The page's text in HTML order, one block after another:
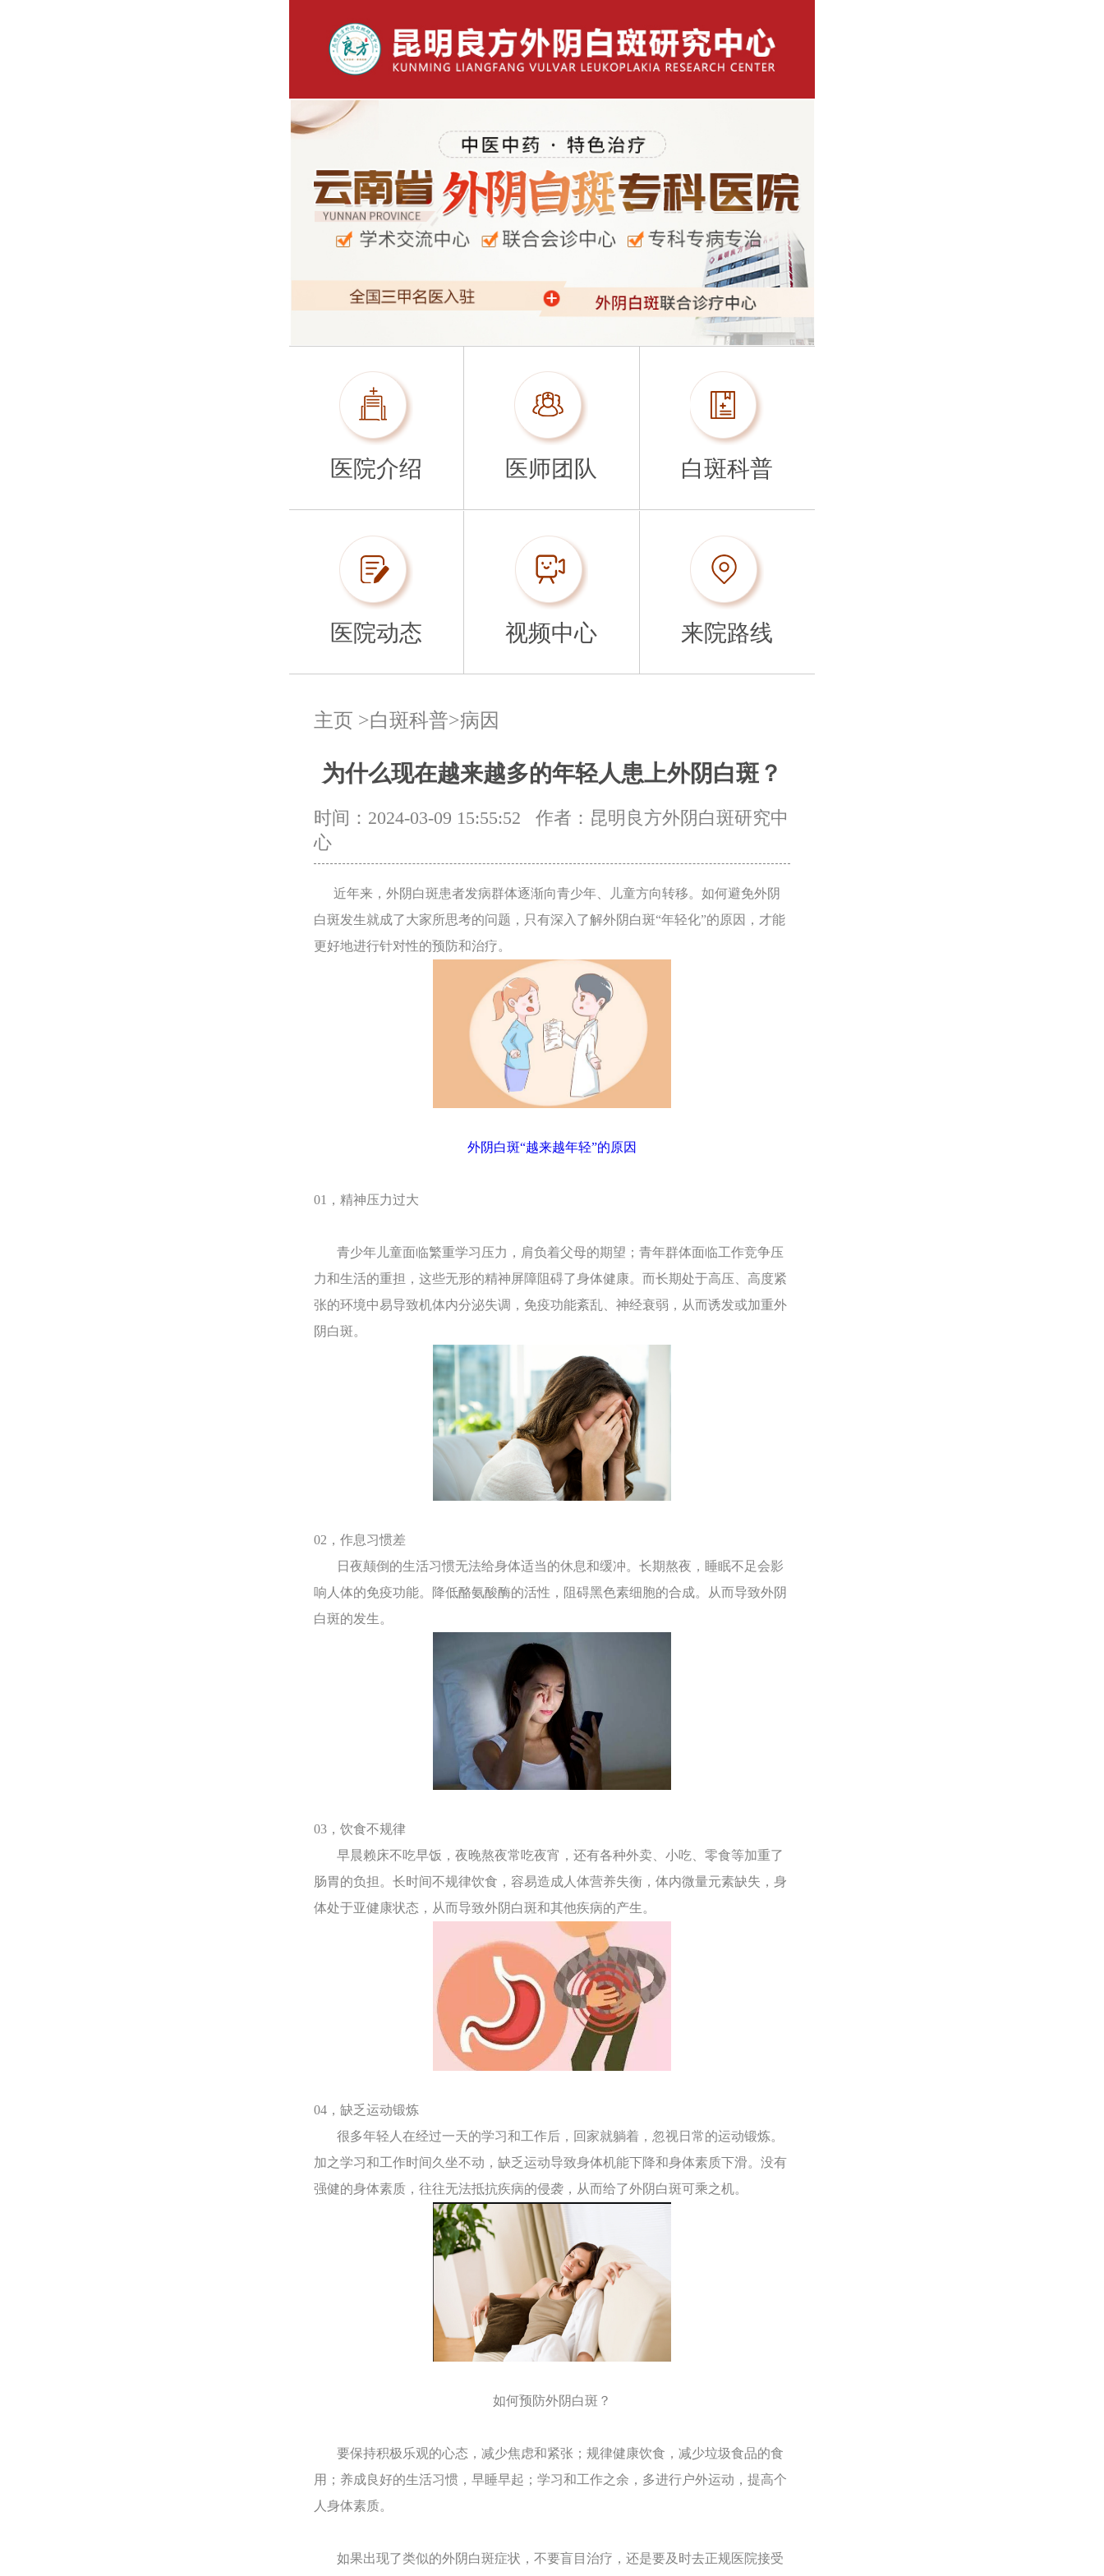
医院介绍 医师团队 白斑科普
医院动态 视频中心 来院路线
主页 >白斑科普>病因
为什么现在越来越多的年轻人患上外阴白斑？
时间：2024-03-09 15:55:52
作者：昆明良方外阴白斑研究中
心
近年来，外阴白斑患者发病群体逐渐向青少年、儿童方向转移。如何避免外阴
白斑发生就成了大家所思考的问题，只有深入了解外阴白斑“年轻化”的原因，才能
更好地进行针对性的预防和治疗。
外阴白斑“越来越年轻”的原因
01，精神压力过大
青少年儿童面临繁重学习压力，肩负着父母的期望；青年群体面临工作竞争压
力和生活的重担，这些无形的精神屏障阻碍了身体健康。而长期处于高压、高度紧
张的环境中易导致机体内分泌失调，免疫功能紊乱、神经衰弱，从而诱发或加重外
阴白斑。
02，作息习惯差
日夜颠倒的生活习惯无法给身体适当的休息和缓冲。长期熬夜，睡眠不足会影
响人体的免疫功能。降低酪氨酸酶的活性，阻碍黑色素细胞的合成。从而导致外阴
白斑的发生。
03，饮食不规律
早晨赖床不吃早饭，夜晚熬夜常吃夜宵，还有各种外卖、小吃、零食等加重了
肠胃的负担。长时间不规律饮食，容易造成人体营养失衡，体内微量元素缺失，身
体处于亚健康状态，从而导致外阴白斑和其他疾病的产生。
04，缺乏运动锻炼
很多年轻人在经过一天的学习和工作后，回家就躺着，忽视日常的运动锻炼。
加之学习和工作时间久坐不动，缺乏运动导致身体机能下降和身体素质下滑。没有
强健的身体素质，往往无法抵抗疾病的侵袭，从而给了外阴白斑可乘之机。
如何预防外阴白斑？
要保持积极乐观的心态，减少焦虑和紧张；规律健康饮食，减少垃圾食品的食
用；养成良好的生活习惯，早睡早起；学习和工作之余，多进行户外运动，提高个
人身体素质。
如果出现了类似的外阴白斑症状，不要盲目治疗，还是要及时去正规医院接受